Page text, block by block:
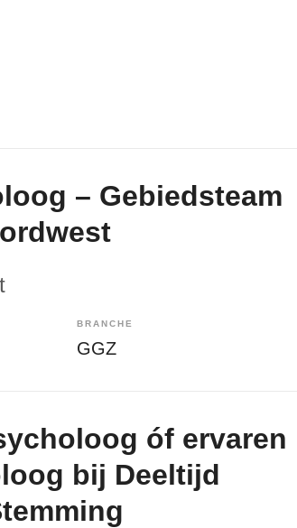
– Gebiedsteam
BRANCHE
GGZ
óf ervaren
bij Deeltijd